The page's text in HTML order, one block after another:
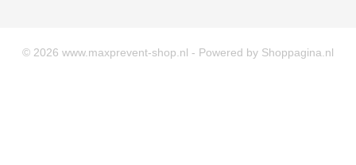
© 2026 www.maxprevent-shop.nl - Powered by Shoppagina.nl